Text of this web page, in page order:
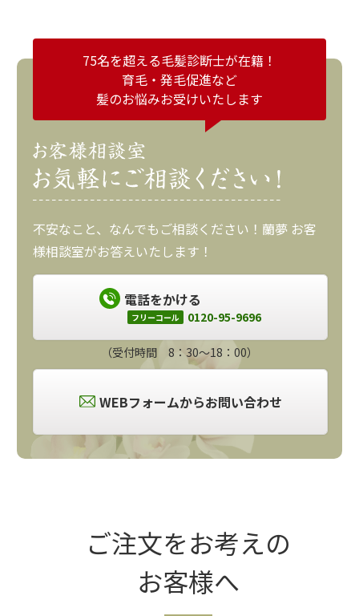
75名を超える毛髪診断士が在籍！
育毛・発毛促進など
髪のお悩みお受けいたします
不安なこと、なんでもご相談ください！蘭夢 お客
様相談室がお答えいたします！
電話をかける
フリーコール 0120-95-9696
（受付時間 8：30～18：00）
WEBフォームからお問い合わせ
ご注文をお考えの
お客様へ